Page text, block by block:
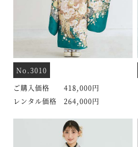
No.3010
ご購入価格 418,000円
レンタル価格 264,000円